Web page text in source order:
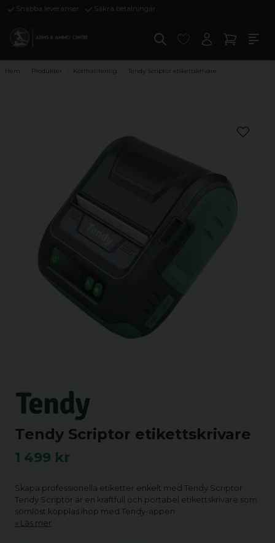
Snabba leveranser Säkra betalningar
Hem Produkter Kötthantering Tendy Scriptor etikettskrivare
Tendy Scriptor etikettskrivare
1 499 kr
Skapa professionella etiketter enkelt med Tendy Scriptor
Tendy Scriptor är en kraftfull och portabel etikettskrivare som
sömlöst kopplas ihop med Tendy-appen.
Läs mer